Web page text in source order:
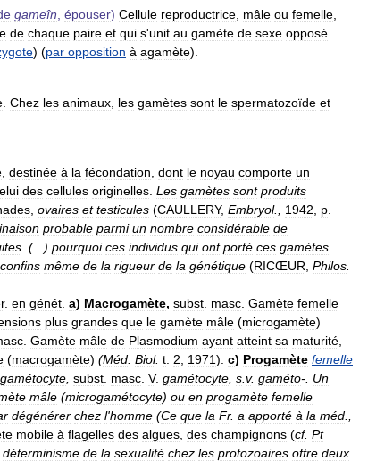
gameîn épouser) Cellule reproductrice mâle ou femelle
de chaque paire et qui s'unit au gamète de sexe opposé
) (par opposition à agamète).
Chez les animaux les gamètes sont le spermatozoïde et
destinée à la fécondation dont le noyau comporte un
des cellules originelles Les gamètes sont produits
ovaires et testicules (CAULLERY, Embryol., 1942 p
probable parmi un nombre considérable de
. (...) pourquoi ces individus qui ont porté ces gamètes
confins même de la rigueur de la génétique (RICŒUR Philos
. en génét a) Macrogamète, subst masc Gamète femelle
plus grandes que le gamète mâle (microgamète)
Gamète mâle de Plasmodium ayant atteint sa maturité
(macrogamète) (Méd Biol. t 2 1971). c) Progamète femelle
subst masc V. gamétocyte s v. gaméto-. Un
mâle (microgamétocyte) ou en progamète femelle
dégénérer chez l'homme (Ce que la Fr. a apporté à la méd
mobile à flagelles des algues des champignons (cf. Pt
déterminisme de la sexualité chez les protozoaires offre deux